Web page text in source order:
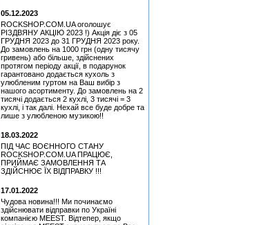
Медіатор Burning Dwarf
Attack Mr. Fastfinge Mika
Tyyska (Міка Тійскя)
Медіатор Uriah Heep - Phil
Lanzon (Філ Лансон) (Red)
Колекційний
Медіатор Attack Mr.
Fastfinge Mika Tyyska
(Міка Тійскя)
Медіатор Uriah Heep - Phil
Lanzon (Філ Лансон)
Медіатор Attack Mr.
Fastfinge Mika Tyyska
(Black) (Міка Тійскя)
Медіатор Uriah Heep - Phil
Колекційний
Медіатор Uriah Heep - Phil
Lanzon (Філ Лансон)
(Yellow) Колекційний
05.12.2023
ROCKSHOP.COM.UA оголошує
РІЗДВЯНУ АКЦІЮ 2023 !) Акція діє з 05
ГРУДНЯ 2023 до 31 ГРУДНЯ 2023 року.
До замовлень на 1000 грн (одну тисячу
гривень) або більше, здійснених
протягом періоду акції, в подарунок
гарантовано додається кухоль з
улюбленим гуртом на Ваш вибір з
нашого асортименту. До замовлень на 2
тисячі додається 2 кухлі, 3 тисячі = 3
кухлі, і так далі. Нехай все буде добре та
лише з улюбленою музикою!!
18.03.2022
ПІД ЧАС ВОЄННОГО СТАНУ
ROCKSHOP.COM.UA ПРАЦЮЄ,
ПРИЙМАЄ ЗАМОВЛЕННЯ ТА
ЗДІЙСНЮЄ ЇХ ВІДПРАВКУ !!!
17.01.2022
Чудова новина!!! Ми починаємо
здійснювати відправки по Україні
компанією MEEST. Відтепер, якщо